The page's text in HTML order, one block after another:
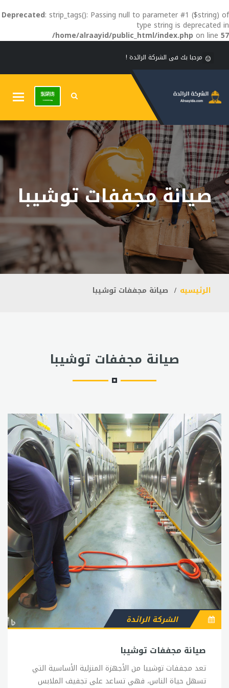
Deprecated: strip_tags(): Passing null to parameter #1 ($string) of
type string is deprecated in
/home/alraayid/public_html/index.php on line 57
مرحبا بك فى الشركة الرائدة !
صيانة مجففات توشيبا
الرئيسيه صيانة مجففات توشيبا
صيانة مجففات توشيبا
صيانة مجففات توشيبا
الشركة الرائدة
تعد مجففات توشيبا من الأجهزة المنزلية الأساسية التي
تسهل حياة الناس، فهي تساعد على تجفيف الملابس